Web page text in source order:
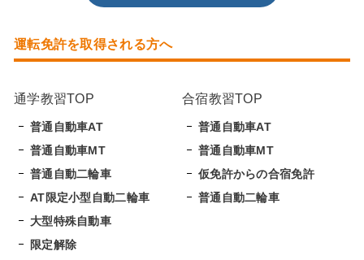
運転免許を取得される方へ
通学教習TOP
普通自動車AT
普通自動車MT
普通自動二輪車
AT限定小型自動二輪車
大型特殊自動車
限定解除
合宿教習TOP
普通自動車AT
普通自動車MT
仮免許からの合宿免許
普通自動二輪車